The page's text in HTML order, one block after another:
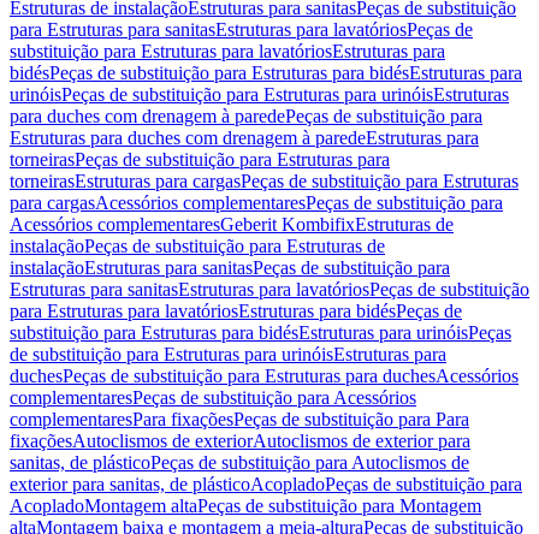
Estruturas de instalaçãoEstruturas para sanitasPeças de substituição
para Estruturas para sanitasEstruturas para lavatóriosPeças de
substituição para Estruturas para lavatóriosEstruturas para
bidésPeças de substituição para Estruturas para bidésEstruturas para
urinóisPeças de substituição para Estruturas para urinóisEstruturas
para duches com drenagem à paredePeças de substituição para
Estruturas para duches com drenagem à paredeEstruturas para
torneirasPeças de substituição para Estruturas para
torneirasEstruturas para cargasPeças de substituição para Estruturas
para cargasAcessórios complementaresPeças de substituição para
Acessórios complementaresGeberit KombifixEstruturas de
instalaçãoPeças de substituição para Estruturas de
instalaçãoEstruturas para sanitasPeças de substituição para
Estruturas para sanitasEstruturas para lavatóriosPeças de substituição
para Estruturas para lavatóriosEstruturas para bidésPeças de
substituição para Estruturas para bidésEstruturas para urinóisPeças
de substituição para Estruturas para urinóisEstruturas para
duchesPeças de substituição para Estruturas para duchesAcessórios
complementaresPeças de substituição para Acessórios
complementaresPara fixaçõesPeças de substituição para Para
fixaçõesAutoclismos de exteriorAutoclismos de exterior para
sanitas, de plásticoPeças de substituição para Autoclismos de
exterior para sanitas, de plásticoAcopladoPeças de substituição para
AcopladoMontagem altaPeças de substituição para Montagem
altaMontagem baixa e montagem a meia-alturaPeças de substituição